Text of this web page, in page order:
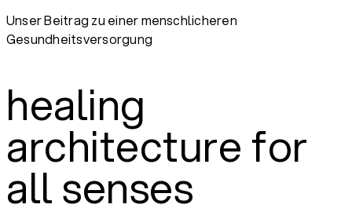
Unser Beitrag zu einer menschlicheren
Gesundheitsversorgung
healing
architecture for
all senses